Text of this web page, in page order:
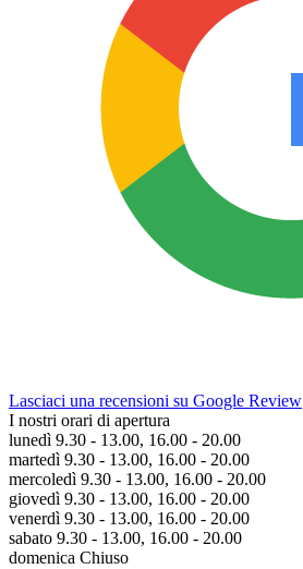
Lasciaci una recensioni su Google Review
I nostri orari di apertura
lunedì 9.30 - 13.00, 16.00 - 20.00
martedì 9.30 - 13.00, 16.00 - 20.00
mercoledì 9.30 - 13.00, 16.00 - 20.00
giovedì 9.30 - 13.00, 16.00 - 20.00
venerdì 9.30 - 13.00, 16.00 - 20.00
sabato 9.30 - 13.00, 16.00 - 20.00
domenica Chiuso